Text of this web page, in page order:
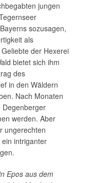
jungen
sozusagen,
als
der Hexerei
bietet sich ihm
des
in den Wäldern
Nach Monaten
Degenberger
werden. Aber
ungerechten
intriganter
Epos aus dem